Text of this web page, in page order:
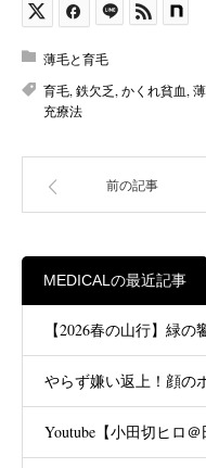
薄毛と育毛
育毛,鉄欠乏,かくれ貧血,
充療法
前の記事
MEDICALの最近記事
【2026春の山行】緑
やらず嫌い返上！顔の
Youtube【小田切ヒロ